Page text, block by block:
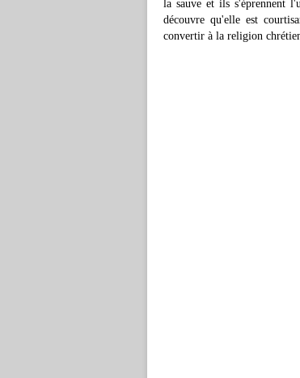
la sauve et ils s'éprennent
découvre qu'elle est
convertir à la religion